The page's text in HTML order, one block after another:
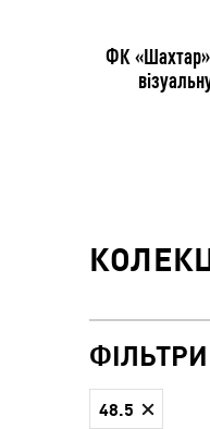
ФК «Шахтар»
ФІЛЬТРИ
48.5